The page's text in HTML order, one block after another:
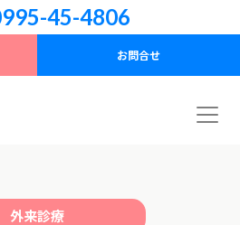
45-4806
お問合せ
外来診療